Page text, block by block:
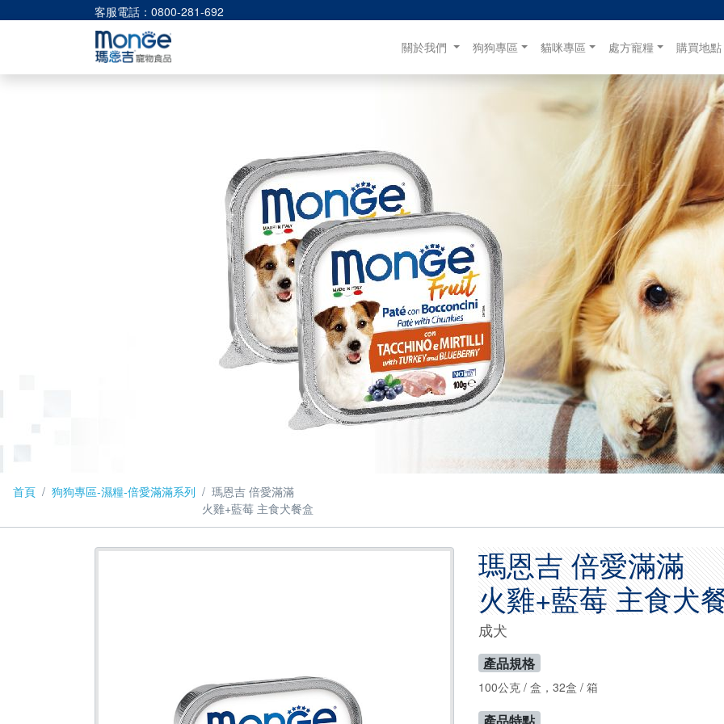
客服電話：0800-281-692
關於我們 (目前)狗狗專區 貓咪專區 處方寵糧 購買地點
首頁 狗狗專區-濕糧-倍愛滿滿系列
瑪恩吉 倍愛滿滿
火雞+藍莓 主食犬餐盒
瑪恩吉 倍愛滿滿
火雞+藍莓 主食犬
成犬
產品規格
100公克 / 盒，32盒 / 箱